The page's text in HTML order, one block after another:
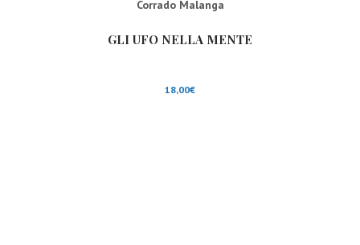
Corrado Malanga
GLI UFO NELLA MENTE
18,00€